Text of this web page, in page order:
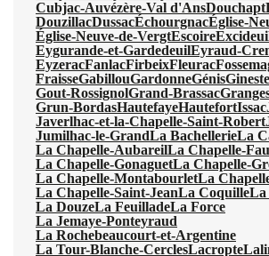
Cubjac-Auvézère-Val d'AnsDouchapt
DouzillacDussacÉchourgnacÉglise-
Église-Neuve-de-VergtEscoire
Eygurande-et-GardedeuilEyraud-
EyzeracFanlacFirbeixFleurac
FraisseGabillouGardonneGénis
Gout-RossignolGrand-Brassac
Grun-BordasHautefayeHautefortIssac
Javerlhac-et-la-Chapelle-Saint-Robert
Jumilhac-le-GrandLa BachellerieLa
La Chapelle-AubareilLa Chapelle-
La Chapelle-GonaguetLa Chapelle-
La Chapelle-MontabourletLa
La Chapelle-Saint-JeanLa CoquilleLa
La DouzeLa FeuilladeLa Force
La Jemaye-Ponteyraud
La Rochebeaucourt-et-Argentine
La Tour-Blanche-CerclesLacropte